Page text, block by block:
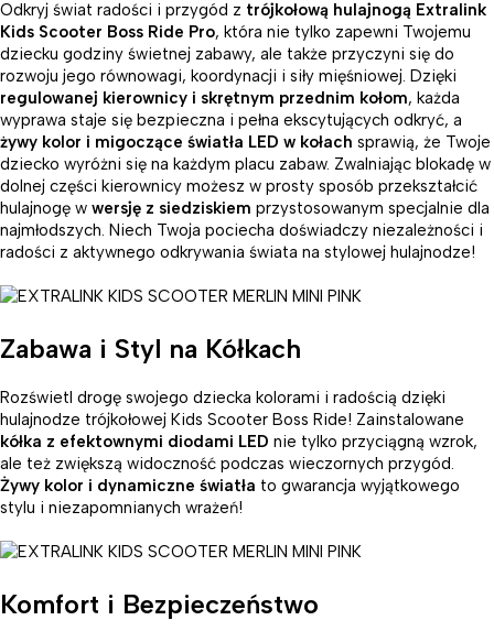
Odkryj świat radości i przygód z trójkołową hulajnogą Extralink
Kids Scooter Boss Ride Pro, która nie tylko zapewni Twojemu
dziecku godziny świetnej zabawy, ale także przyczyni się do
rozwoju jego równowagi, koordynacji i siły mięśniowej. Dzięki
regulowanej kierownicy i skrętnym przednim kołom, każda
wyprawa staje się bezpieczna i pełna ekscytujących odkryć, a
żywy kolor i migoczące światła LED w kołach sprawią, że Twoje
dziecko wyróżni się na każdym placu zabaw. Zwalniając blokadę w
dolnej części kierownicy możesz w prosty sposób przekształcić
hulajnogę w wersję z siedziskiem przystosowanym specjalnie dla
najmłodszych. Niech Twoja pociecha doświadczy niezależności i
radości z aktywnego odkrywania świata na stylowej hulajnodze!
Zabawa i Styl na Kółkach
Rozświetl drogę swojego dziecka kolorami i radością dzięki
hulajnodze trójkołowej Kids Scooter Boss Ride! Zainstalowane
kółka z efektownymi diodami LED nie tylko przyciągną wzrok,
ale też zwiększą widoczność podczas wieczornych przygód.
Żywy kolor i dynamiczne światła to gwarancja wyjątkowego
stylu i niezapomnianych wrażeń!
Komfort i Bezpieczeństwo